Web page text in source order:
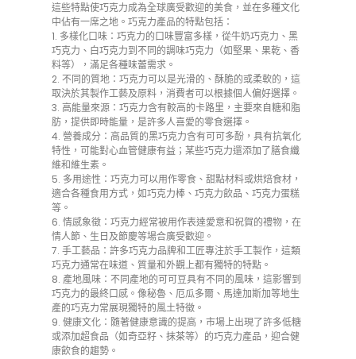
這些特點使巧克力成為全球廣受歡迎的美食，並在多種文化
中佔有一席之地。巧克力產品的特點包括：
1. 多樣化口味：巧克力的口味豐富多樣，從牛奶巧克力、黑
巧克力、白巧克力到不同的調味巧克力（如堅果、果乾、香
料等），滿足各種味蕾需求。
2. 不同的質地：巧克力可以是光滑的、酥脆的或柔軟的，這
取決於其製作工藝及原料，消費者可以根據個人偏好選擇。
3. 高能量來源：巧克力含有較高的卡路里，主要來自糖和脂
肪，提供即時能量，是許多人喜愛的零食選擇。
4. 營養成分：高品質的黑巧克力含有可可多酚，具有抗氧化
特性，可能對心血管健康有益；某些巧克力還添加了膳食纖
維和維生素。
5. 多用途性：巧克力可以用作零食、甜點材料或烘焙食材，
適合各種食用方式，如巧克力棒、巧克力飲品、巧克力蛋糕
等。
6. 情感象徵：巧克力經常被用作表達愛意和祝賀的禮物，在
情人節、生日及節慶等場合廣受歡迎。
7. 手工藝品：許多巧克力品牌和工匠專注於手工製作，這類
巧克力通常在味道、質量和外觀上都有獨特的特點。
8. 產地風味：不同產地的可可豆具有不同的風味，這影響到
巧克力的最終口感。像秘魯、厄瓜多爾、馬達加斯加等地生
產的巧克力常展現獨特的風土特徵。
9. 健康文化：隨著健康意識的提高，市場上出現了許多低糖
或添加超食品（如奇亞籽、抹茶等）的巧克力產品，迎合健
康飲食的趨勢。